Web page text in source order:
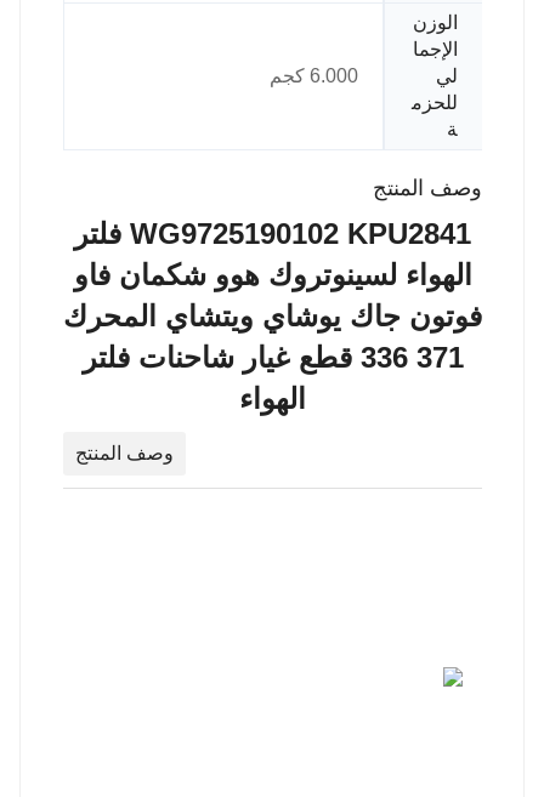
الوزن
الإجما
لي
للحزم
ة
6.000 كجم
وصف المنتج
WG9725190102 KPU2841 فلتر
الهواء لسينوتروك هوو شكمان فاو
فوتون جاك يوشاي ويتشاي المحرك
371 336 قطع غيار شاحنات فلتر
الهواء
وصف المنتج